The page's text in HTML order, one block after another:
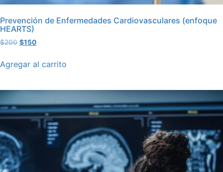
Prevención de Enfermedades Cardiovasculares (enfoque
HEARTS)
$200 $150
Agregar al carrito